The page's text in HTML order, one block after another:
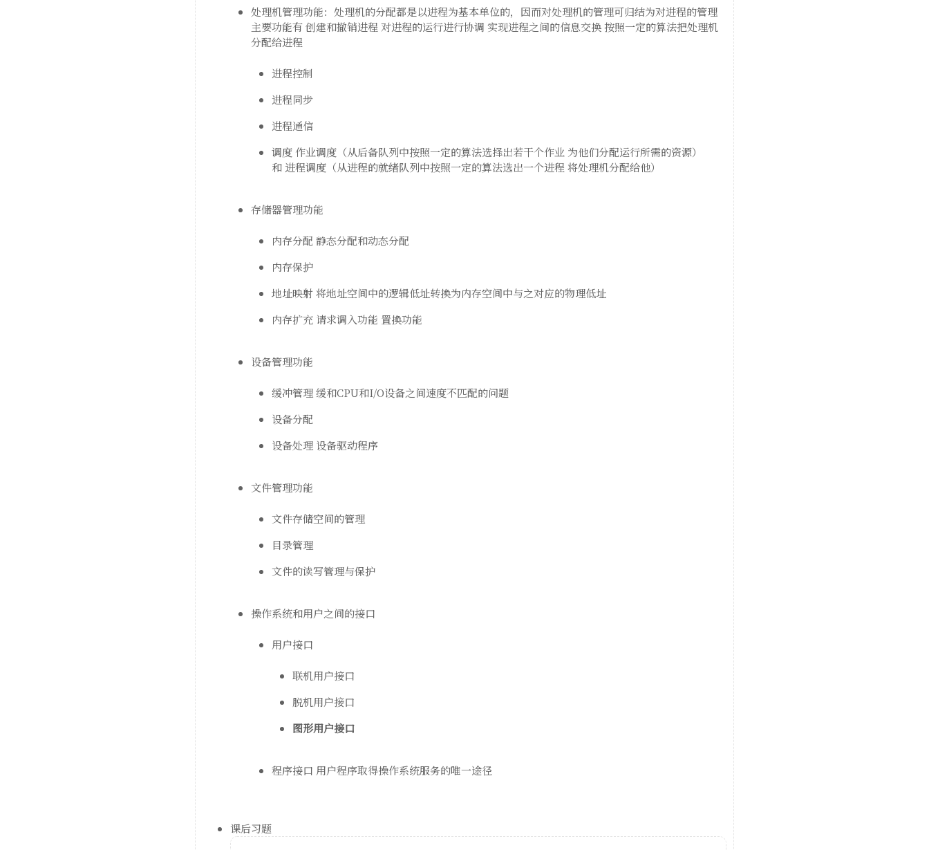
处理机管理功能：处理机的分配都是以进程为基本单位的，因而对处理机的管理可归结为对进程的管理
主要功能有 创建和撤销进程 对进程的运行进行协调 实现进程之间的信息交换 按照一定的算法把处理机
分配给进程
进程控制
进程同步
进程通信
调度 作业调度（从后备队列中按照一定的算法选择出若干个作业 为他们分配运行所需的资源）
和 进程调度（从进程的就绪队列中按照一定的算法选出一个进程 将处理机分配给他）
存储器管理功能
内存分配 静态分配和动态分配
内存保护
地址映射 将地址空间中的逻辑低址转换为内存空间中与之对应的物理低址
内存扩充 请求调入功能 置换功能
设备管理功能
缓冲管理 缓和CPU和I/O设备之间速度不匹配的问题
设备分配
设备处理 设备驱动程序
文件管理功能
文件存储空间的管理
目录管理
文件的读写管理与保护
操作系统和用户之间的接口
用户接口
联机用户接口
脱机用户接口
图形用户接口
程序接口 用户程序取得操作系统服务的唯一途径
课后习题